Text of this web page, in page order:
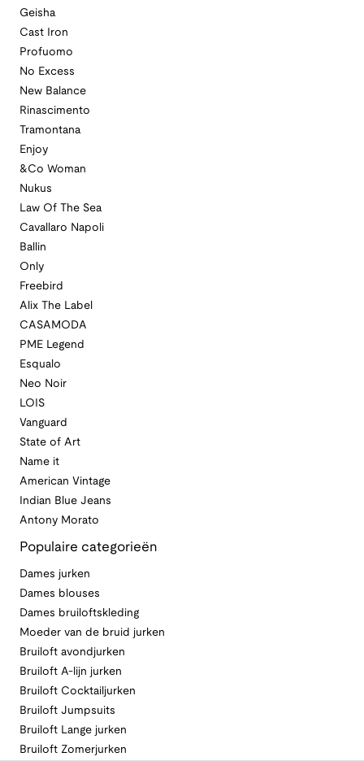
Geisha
Cast Iron
Profuomo
No Excess
New Balance
Rinascimento
Tramontana
Enjoy
&Co Woman
Nukus
Law Of The Sea
Cavallaro Napoli
Ballin
Only
Freebird
Alix The Label
CASAMODA
PME Legend
Esqualo
Neo Noir
LOIS
Vanguard
State of Art
Name it
American Vintage
Indian Blue Jeans
Antony Morato
Populaire categorieën
Dames jurken
Dames blouses
Dames bruiloftskleding
Moeder van de bruid jurken
Bruiloft avondjurken
Bruiloft A-lijn jurken
Bruiloft Cocktailjurken
Bruiloft Jumpsuits
Bruiloft Lange jurken
Bruiloft Zomerjurken